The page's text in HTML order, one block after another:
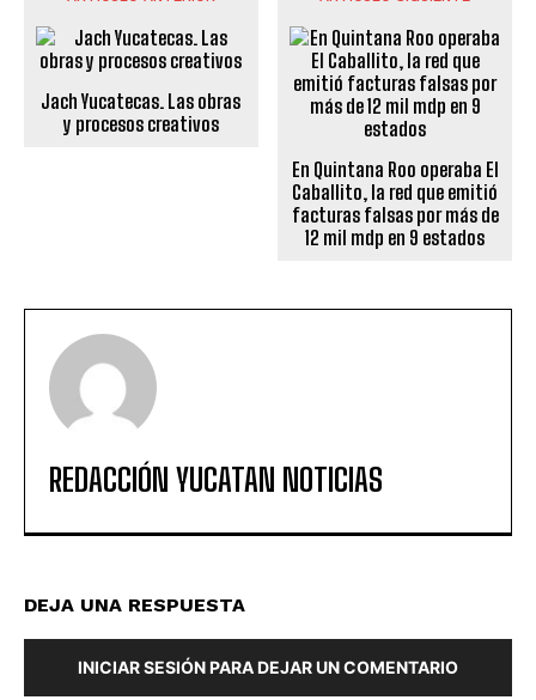
Jach Yucatecas. Las obras
y procesos creativos
En Quintana Roo operaba El
Caballito, la red que emitió
facturas falsas por más de
12 mil mdp en 9 estados
REDACCIÓN YUCATAN NOTICIAS
DEJA UNA RESPUESTA
INICIAR SESIÓN PARA DEJAR UN COMENTARIO